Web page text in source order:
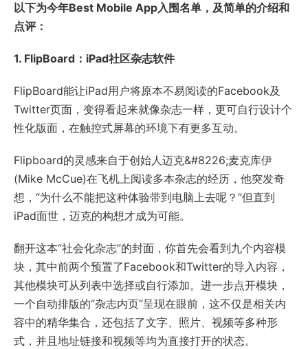
以下为今年Best Mobile App入围名单，及简单的介绍和
点评：
1. FlipBoard：iPad社区杂志软件
FlipBoard能让iPad用户将原本不易阅读的Facebook及
Twitter页面，变得看起来就像杂志一样，更可自行设计个
性化版面，在触控式屏幕的环境下有更多互动。
Flipboard的灵感来自于创始人迈克&#8226;麦克库伊
(Mike McCue)在飞机上阅读多本杂志的经历，他突发奇
想，“为什么不能把这种体验带到电脑上去呢？”但直到
iPad面世，迈克的构想才成为可能。
翻开这本“社会化杂志”的封面，你首先会看到九个内容模
块，其中前两个预置了Facebook和Twitter的导入内容，
其他模块可从列表中选择或自行添加。进一步点开模块，
一个自动排版的“杂志内页”呈现在眼前，这不仅是相关内
容中的精华集合，还包括了文字、照片、视频等多种形
式，并且地址链接和视频等均为直接打开的状态。